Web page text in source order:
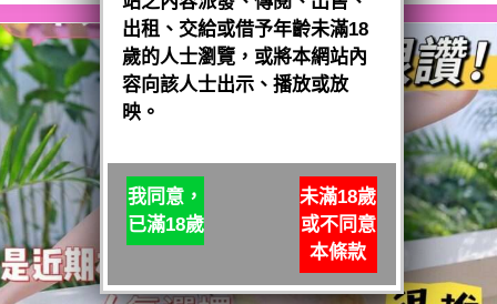
出租、交給或借予年齡未滿18
歲的人士瀏覽，或將本網站內
容向該人士出示、播放或放
映。
我同意，
已滿18歲
未滿18歲
或不同意
本條款